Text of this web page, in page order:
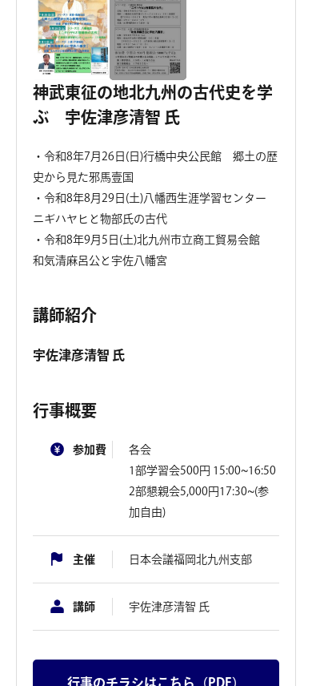
神武東征の地北九州の古代史を学
ぶ 宇佐津彦清智 氏
・令和8年7月26日(日)行橋中央公民館 郷土の歴
史から見た邪馬壹国
・令和8年8月29日(土)八幡西生涯学習センター
ニギハヤヒと物部氏の古代
・令和8年9月5日(土)北九州市立商工貿易会館
和気清麻呂公と宇佐八幡宮
講師紹介
宇佐津彦清智 氏
行事概要
参加費
各会
1部学習会500円 15:00~16:50
2部懇親会5,000円17:30~(参
加自由)
主催 日本会議福岡北九州支部
講師 宇佐津彦清智 氏
行事のチラシはこちら（PDF）